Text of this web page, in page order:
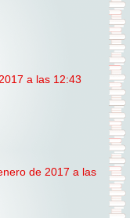
a las 12:43
de 2017 a las